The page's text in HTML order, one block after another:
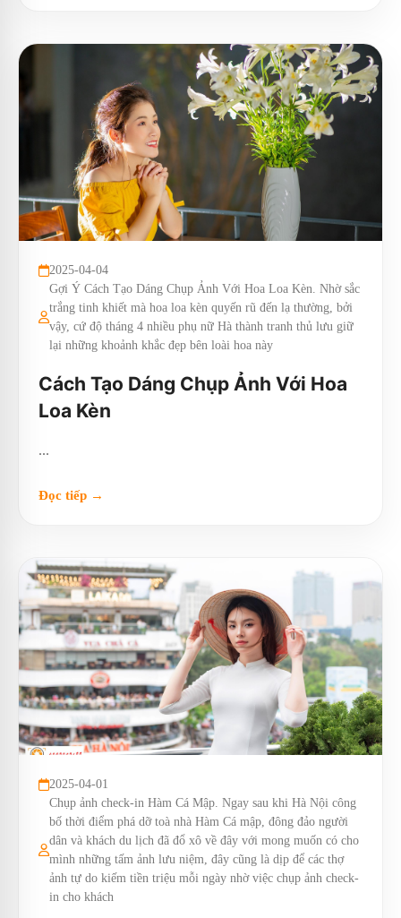
2025-04-04
Gợi Ý Cách Tạo Dáng Chụp Ảnh Với Hoa Loa Kèn. Nhờ sắc
trắng tinh khiết mà hoa loa kèn quyến rũ đến lạ thường, bởi
vậy, cứ độ tháng 4 nhiều phụ nữ Hà thành tranh thủ lưu giữ
lại những khoảnh khắc đẹp bên loài hoa này
Cách Tạo Dáng Chụp Ảnh Với Hoa
Loa Kèn
...
Đọc tiếp →
2025-04-01
Chụp ảnh check-in Hàm Cá Mập. Ngay sau khi Hà Nội công
bố thời điểm phá dỡ toà nhà Hàm Cá mập, đông đảo người
dân và khách du lịch đã đổ xô về đây với mong muốn có cho
mình những tấm ảnh lưu niệm, đây cũng là dịp để các thợ
ảnh tự do kiếm tiền triệu mỗi ngày nhờ việc chụp ảnh check-
in cho khách